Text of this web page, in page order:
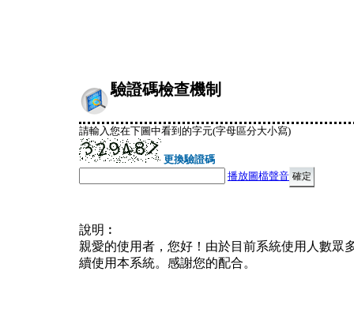
驗證碼檢查機制
請輸入您在下圖中看到的字元(字母區分大小寫)
更換驗證碼
播放圖檔聲音
說明︰
親愛的使用者，您好！由於目前系統使用人數眾
續使用本系統。感謝您的配合。